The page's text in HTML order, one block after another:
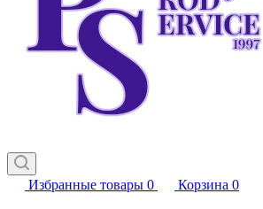
Избранные товары 0 Корзина 0